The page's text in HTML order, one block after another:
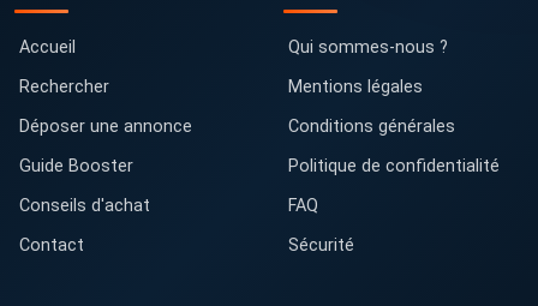
Accueil
Rechercher
Déposer une annonce
Guide Booster
Conseils d'achat
Contact
Qui sommes-nous ?
Mentions légales
Conditions générales
Politique de confidentialité
FAQ
Sécurité